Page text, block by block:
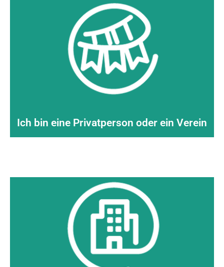
Ich bin eine Privatperson oder ein Verein
durch eine große Auswahl an
wiederverwendbaren Behältern
kleinen oder großen Kreis, machen Sie den
Schritt zur Wiederverwendung...
ENTDECKEN >
Behälter, Sammel- und Waschlösungen,
Ihre Struktur zugeschnitten
ENTDECKEN >